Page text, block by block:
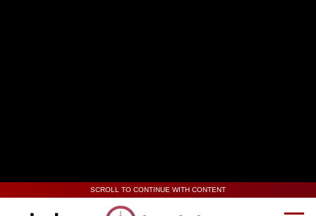
SCROLL TO CONTINUE WITH CONTENT